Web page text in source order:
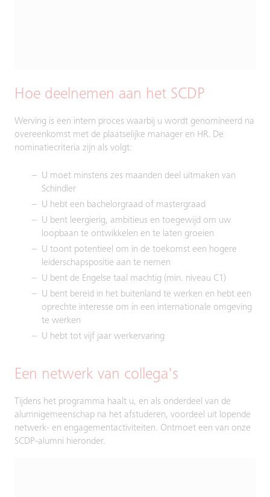
Hoe deelnemen aan het SCDP
Werving is een intern proces waarbij u wordt genomineerd na
overeenkomst met de plaatselijke manager en HR. De
nominatiecriteria zijn als volgt:
U moet minstens zes maanden deel uitmaken van
Schindler
U hebt een bachelorgraad of mastergraad
U bent leergierig, ambitieus en toegewijd om uw
loopbaan te ontwikkelen en te laten groeien
U toont potentieel om in de toekomst een hogere
leiderschapspositie aan te nemen
U bent de Engelse taal machtig (min. niveau C1)
U bent bereid in het buitenland te werken en hebt een
oprechte interesse om in een internationale omgeving
te werken
U hebt tot vijf jaar werkervaring
Een netwerk van collega's
Tijdens het programma haalt u, en als onderdeel van de
alumnigemeenschap na het afstuderen, voordeel uit lopende
netwerk- en engagementactiviteiten. Ontmoet een van onze
SCDP-alumni hieronder.